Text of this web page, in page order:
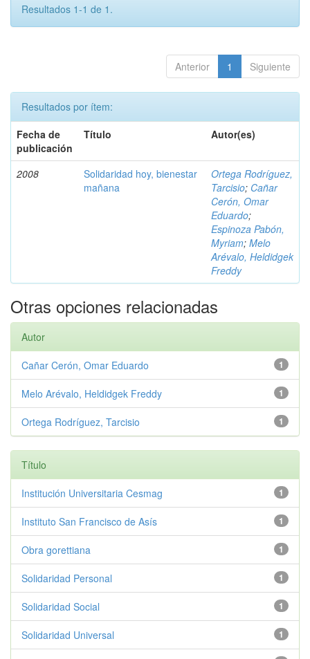
Resultados 1-1 de 1.
Anterior 1 Siguiente
Resultados por ítem:
Fecha de
publicación
Título Autor(es)
2008
Solidaridad hoy, bienestar
mañana
Ortega Rodríguez,
Tarcisio; Cañar
Cerón, Omar
Eduardo;
Espinoza Pabón,
Myriam; Melo
Arévalo, Heldidgek
Freddy
Otras opciones relacionadas
Autor
1
Cañar Cerón, Omar Eduardo
1
Melo Arévalo, Heldidgek Freddy
1
Ortega Rodríguez, Tarcisio
Título
1
Institución Universitaria Cesmag
1
Instituto San Francisco de Asís
1
Obra gorettiana
1
Solidaridad Personal
1
Solidaridad Social
1
Solidaridad Universal